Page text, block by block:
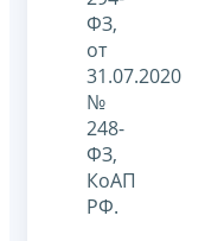
ФЗ,
от
31.07.2020
№
248-
ФЗ,
КоАП
РФ.